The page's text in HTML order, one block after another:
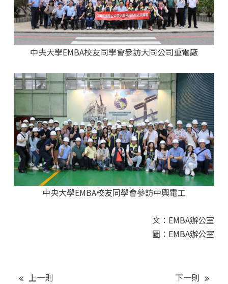
中央大學EMBA校友同學會參訪大同公司重電廠
中央大學EMBA校友同學會參訪中興電工
文：EMBA辦公室
圖：EMBA辦公室
上一則 下一則